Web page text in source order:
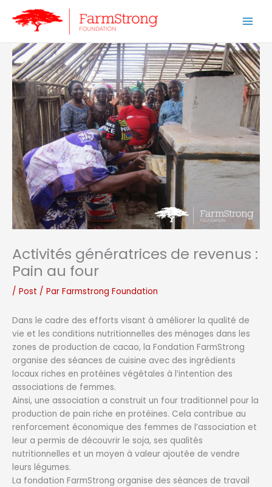
Activités génératrices de revenus :
Pain au four
/ Post / Par Farmstrong Foundation
Dans le cadre des efforts visant à améliorer la qualité de
vie et les conditions nutritionnelles des ménages dans les
zones de production de cacao, la Fondation FarmStrong
organise des séances de cuisine avec des ingrédients
locaux riches en protéines végétales à l’intention des
associations de femmes.
Ainsi, une association a construit un four traditionnel pour la
production de pain riche en protéines. Cela contribue au
renforcement économique des femmes de l’association et
leur a permis de découvrir le soja, ses qualités
nutritionnelles et un moyen à valeur ajoutée de vendre
leurs légumes.
La fondation FarmStrong organise des séances de travail